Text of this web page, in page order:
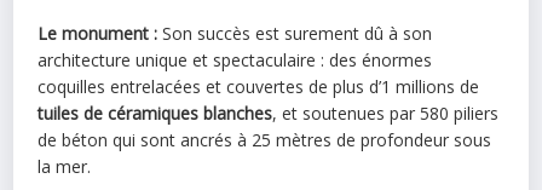
Le monument : Son succès est surement dû à son
architecture unique et spectaculaire : des énormes
coquilles entrelacées et couvertes de plus d’1 millions de
tuiles de céramiques blanches, et soutenues par 580 piliers
de béton qui sont ancrés à 25 mètres de profondeur sous
la mer.